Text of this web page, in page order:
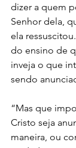
dizer a quem
Senhor dela,
ela
do ensino de
inveja o que
sendo
“Mas que
Cristo seja
maneira, ou